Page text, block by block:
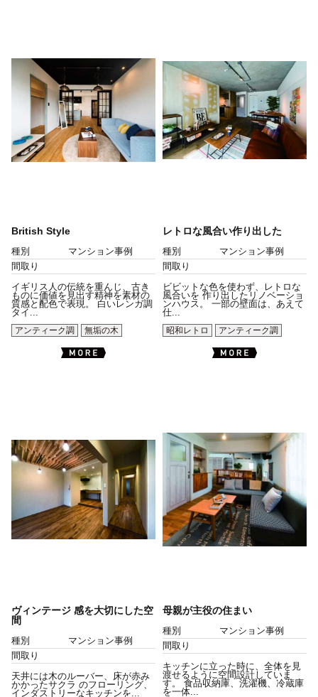
British Style
種別
マンション事例
間取り
イギリス人の伝統を重んじ、古き
ものに価値を見出す精神を素材の
質感と配色で表現。 白いレンガ調
タイ...
アンティーク調
無垢の木
レトロな風合い作り出した
種別
マンション事例
間取り
ビビットな色を使わず、レトロな
風合いを 作り出したリノベーショ
ンハウス。 一部の壁面は、あえて
仕...
昭和レトロ
アンティーク調
ヴィンテージ 感を大切にした空
間
種別
マンション事例
間取り
天井には木のルーバー、床が赤み
かかったサクラ のフローリング、
インダストリーなキッチンを...
母親が主役の住まい
種別
マンション事例
間取り
キッチンに立った時に、全体を見
渡せるように空間設計していま
す。 食品収納庫、洗濯機、冷蔵庫
を一体...